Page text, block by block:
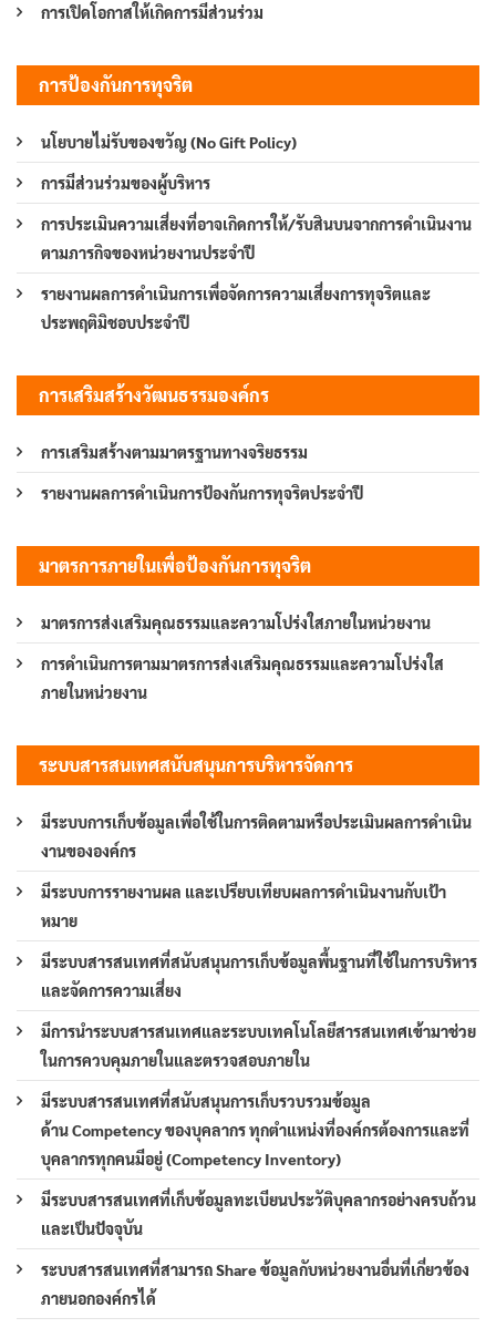
การเปิดโอกาสให้เกิดการมีส่วนร่วม
การป้องกันการทุจริต
นโยบายไม่รับของขวัญ (No Gift Policy)
การมีส่วนร่วมของผู้บริหาร
การประเมินความเสี่ยงที่อาจเกิดการให้/รับสินบนจากการดำเนินงาน
ตามภารกิจของหน่วยงานประจำปี
รายงานผลการดำเนินการเพื่อจัดการความเสี่ยงการทุจริตและ
ประพฤติมิชอบประจำปี
การเสริมสร้างวัฒนธรรมองค์กร
การเสริมสร้างตามมาตรฐานทางจริยธรรม
รายงานผลการดำเนินการป้องกันการทุจริตประจำปี
มาตรการภายในเพื่อป้องกันการทุจริต
มาตรการส่งเสริมคุณธรรมและความโปร่งใสภายในหน่วยงาน
การดำเนินการตามมาตรการส่งเสริมคุณธรรมและความโปร่งใส
ภายในหน่วยงาน
ระบบสารสนเทศสนับสนุนการบริหารจัดการ
มีระบบการเก็บข้อมูลเพื่อใช้ในการติดตามหรือประเมินผลการดำเนิน
งานขององค์กร
มีระบบการรายงานผล และเปรียบเทียบผลการดำเนินงานกับเป้า
หมาย
มีระบบสารสนเทศที่สนับสนุนการเก็บข้อมูลพื้นฐานที่ใช้ในการบริหาร
และจัดการความเสี่ยง
มีการนำระบบสารสนเทศและระบบเทคโนโลยีสารสนเทศเข้ามาช่วย
ในการควบคุมภายในและตรวจสอบภายใน
มีระบบสารสนเทศที่สนับสนุนการเก็บรวบรวมข้อมูล
ด้าน Competency ของบุคลากร ทุกตำแหน่งที่องค์กรต้องการและที่
บุคลากรทุกคนมีอยู่ (Competency Inventory)
มีระบบสารสนเทศที่เก็บข้อมูลทะเบียนประวัติบุคลากรอย่างครบถ้วน
และเป็นปัจจุบัน
ระบบสารสนเทศที่สามารถ Share ข้อมูลกับหน่วยงานอื่นที่เกี่ยวข้อง
ภายนอกองค์กรได้